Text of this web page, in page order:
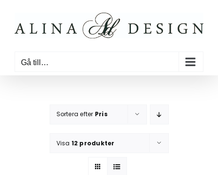
innehållet
Gå till…
Sortera efter Pris
Visa 12 produkter